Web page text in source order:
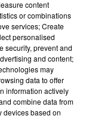
ville
de
content
or combinations
services; Create
personalised
security, prevent and
and content;
may
data to offer
information actively
combine data from
devices based on